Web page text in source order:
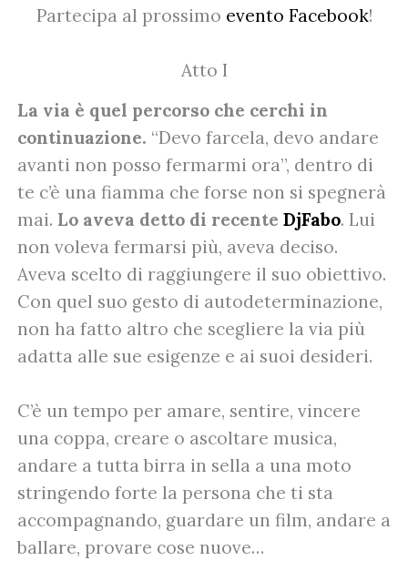
Partecipa al prossimo evento Facebook!
Atto I
La via è quel percorso che cerchi in
continuazione. “Devo farcela, devo andare
avanti non posso fermarmi ora”, dentro di
te c’è una fiamma che forse non si spegnerà
mai. Lo aveva detto di recente DjFabo. Lui
non voleva fermarsi più, aveva deciso.
Aveva scelto di raggiungere il suo obiettivo.
Con quel suo gesto di autodeterminazione,
non ha fatto altro che scegliere la via più
adatta alle sue esigenze e ai suoi desideri.
C’è un tempo per amare, sentire, vincere
una coppa, creare o ascoltare musica,
andare a tutta birra in sella a una moto
stringendo forte la persona che ti sta
accompagnando, guardare un film, andare a
ballare, provare cose nuove…